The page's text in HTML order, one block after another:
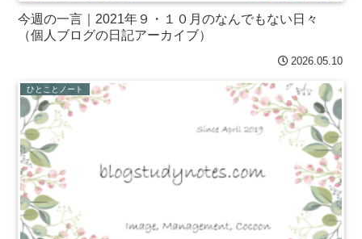
今週の一言｜2021年９・１０月のなんでもない日々
（個人ブログの日記アーカイブ）
2026.05.10
ひとことノート